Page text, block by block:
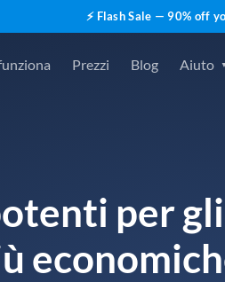
⚡ Flash Sale — 90% off
Prezzi Blog Aiuto
per